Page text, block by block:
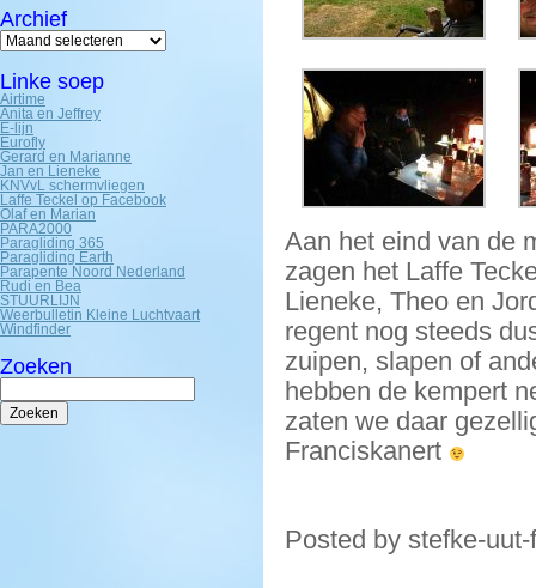
Archief
Archief
Linke soep
Airtime
Anita en Jeffrey
E-lijn
Eurofly
Gerard en Marianne
Jan en Lieneke
KNVvL schermvliegen
Laffe Teckel op Facebook
Olaf en Marian
PARA2000
Paragliding 365
Paragliding Earth
Parapente Noord Nederland
Rudi en Bea
STUURLIJN
Weerbulletin Kleine Luchtvaart
Windfinder
Zoeken
Zoeken
naar:
Aan het eind van de
zagen het Laffe
Lieneke, Theo en
regent nog steeds
zuipen, slapen of
hebben de kempert
zaten we daar
Franciskanert
Posted by stefke-